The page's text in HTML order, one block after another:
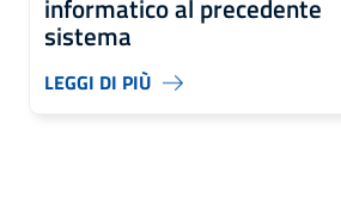
informatico al precedente
sistema
LEGGI DI PIÙ